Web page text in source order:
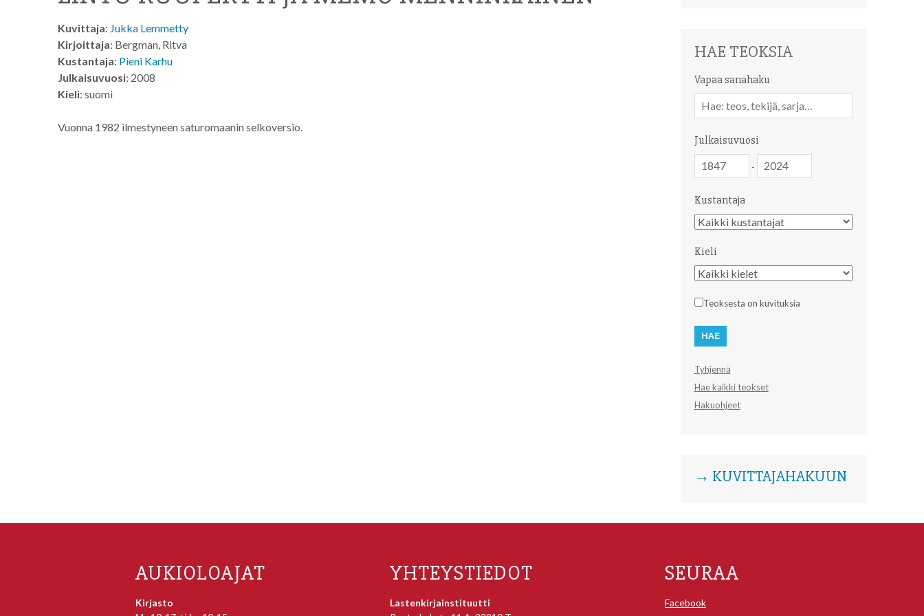
Kuvittaja: Jukka Lemmetty
Kirjoittaja: Bergman, Ritva
Kustantaja: Pieni Karhu
Julkaisuvuosi: 2008
Kieli: suomi
Vuonna 1982 ilmestyneen saturomaanin selkoversio.
HAE TEOKSIA
Vapaa sanahaku
sanahaku
Julkaisuvuosi
-
Kustantaja
Kustantaja
Kieli
Kieli
Teoksesta on kuvituksia
Tyhjennä
Hae kaikki teokset
Hakuohjeet
→ KUVITTAJAHAKUUN
AUKIOLOAJAT
Kirjasto
YHTEYSTIEDOT
Lastenkirjainstituutti
SEURAA
Facebook